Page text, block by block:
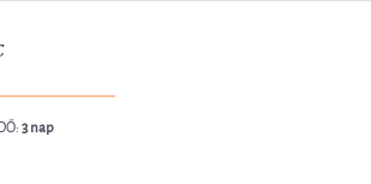
3 nap